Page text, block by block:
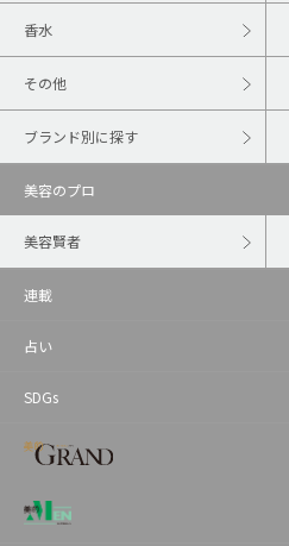
香水
その他
ブランド別に探す
美容のプロ
美容賢者
連載
占い
SDGs